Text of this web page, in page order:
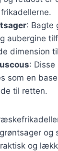
: Bagte
aubergine
dimension
:
som en
til retten.
og
og